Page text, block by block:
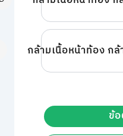
กล้ามเนื้อหน้าท้อง ก
ข้